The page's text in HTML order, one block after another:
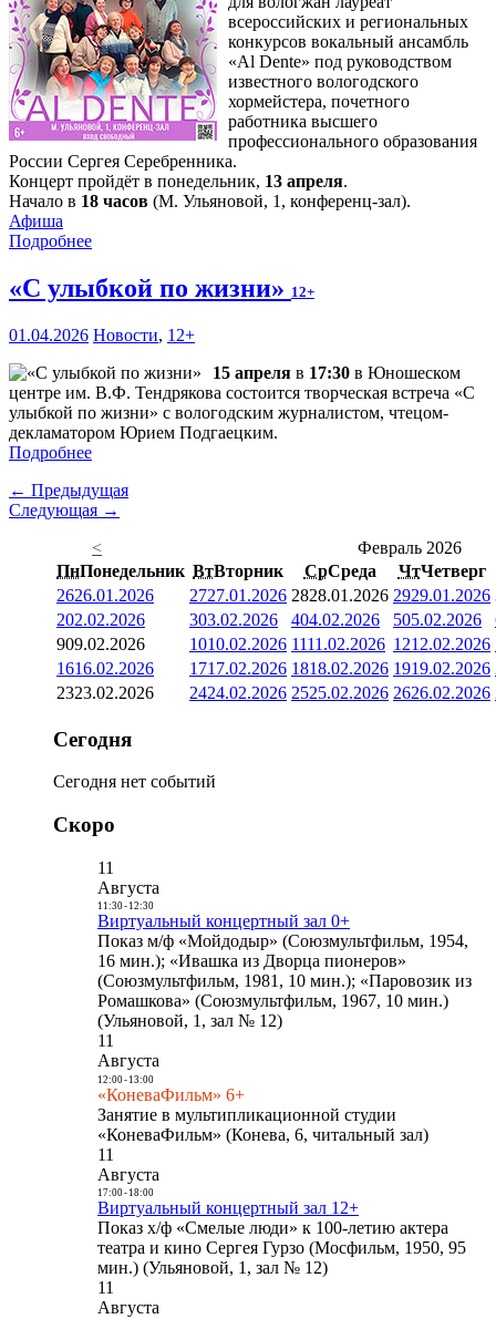
всероссийских и региональных
конкурсов вокальный ансамбль
«Al Dente» под руководством
известного вологодского
хормейстера, почетного
работника высшего
профессионального образования
России Сергея Серебренника.
Концерт пройдёт в понедельник, 13 апреля.
Начало в 18 часов (М. Ульяновой, 1, конференц-зал).
Афиша
Подробнее
«С улыбкой по жизни» 12+
01.04.2026 Новости, 12+
15 апреля в 17:30 в Юношеском
центре им. В.Ф. Тендрякова состоится творческая встреча «С
улыбкой по жизни» с вологодским журналистом, чтецом-
декламатором Юрием Подгаецким.
Подробнее
← Предыдущая
Следующая →
<
Февраль 2026
ПнПонедельник ВтВторник СрСреда ЧтЧетверг
2626.01.2026 2727.01.2026 2828.01.2026 2929.01.2026
202.02.2026 303.02.2026 404.02.2026 505.02.2026
909.02.2026 1010.02.2026 1111.02.2026 1212.02.2026
1616.02.2026 1717.02.2026 1818.02.2026 1919.02.2026
2323.02.2026 2424.02.2026 2525.02.2026 2626.02.2026
Сегодня
Сегодня нет событий
Скоро
11
Августа
11:30- 12:30
Виртуальный концертный зал 0+
Показ м/ф «Мойдодыр» (Союзмультфильм, 1954,
16 мин.); «Ивашка из Дворца пионеров»
(Союзмультфильм, 1981, 10 мин.); «Паровозик из
Ромашкова» (Союзмультфильм, 1967, 10 мин.)
(Ульяновой, 1, зал № 12)
11
Августа
12:00- 13:00
«КоневаФильм» 6+
Занятие в мультипликационной студии
«КоневаФильм» (Конева, 6, читальный зал)
11
Августа
17:00- 18:00
Виртуальный концертный зал 12+
Показ х/ф «Смелые люди» к 100-летию актера
театра и кино Сергея Гурзо (Мосфильм, 1950, 95
мин.) (Ульяновой, 1, зал № 12)
11
Августа